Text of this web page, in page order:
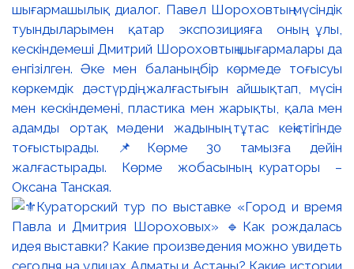
шығармашылық диалог. Павел Шороховтың мүсіндік
туындыларымен қатар экспозицияға оның ұлы,
кескіндемеші Дмитрий Шороховтың шығармалары да
енгізілген. Әке мен баланың бір көрмеде тоғысуы
көркемдік дәстүрдің жалғастығын айшықтап, мүсін
мен кескіндемені, пластика мен жарықты, қала мен
адамды ортақ мәдени жадының тұтас кеңістігінде
тоғыстырады. 📌Көрме 30 тамызға дейін
жалғастырады. Көрме жобасының кураторы –
Оксана Танская.